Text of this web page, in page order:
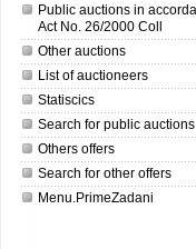
Public auctions in
Act No. 26/2000 Coll
Other auctions
List of auctioneers
Statiscics
Search for public auctions
Others offers
Search for other offers
Menu.PrimeZadani